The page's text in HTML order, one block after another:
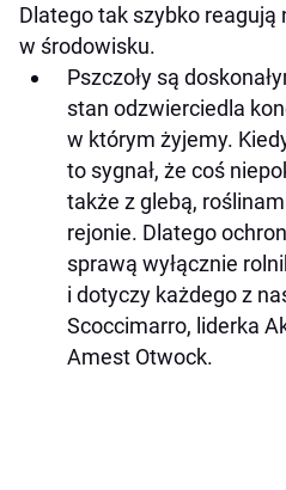
Dlatego tak szybko reagują
w środowisku.
Pszczoły są
stan odzwierciedla
w którym żyjemy.
to sygnał, że coś
także z glebą,
rejonie. Dlatego
sprawą wyłącznie
i dotyczy każdego z
Scoccimarro, liderka
Amest Otwock.